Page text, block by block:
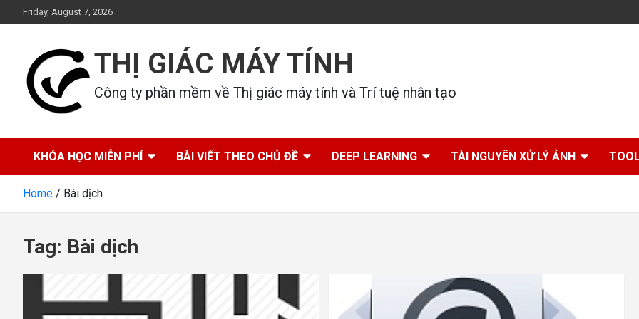
to
Friday, August 7, 2026
THỊ GIÁC MÁY TÍNH
Công ty phần mềm về Thị giác máy tính và Trí tuệ nhân tạo
KHÓA HỌC MIỄN PHÍ BÀI VIẾT THEO CHỦ ĐỀ DEEP LEARNING TÀI NGUYÊN XỬ LÝ ẢNH
Home Bài dịch
Tag: Bài dịch